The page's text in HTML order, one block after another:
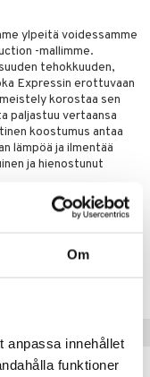
Om
anpassa innehållet
funktioner
ylpeitä voidessamme
-mallimme.
tehokkuuden,
Expressin erottuvaan
korostaa sen
paljastuu vertaansa
koostumus antaa
lämpöä ja ilmentää
ja hienostunut